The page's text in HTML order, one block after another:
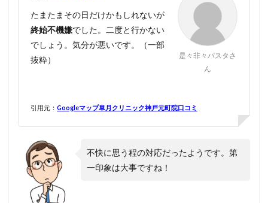
是々非々パスタさ
ん
たまたまその日だけかもしれないが
終始不機嫌でした。二度と行かない
でしょう。気分が悪いです。（一部
抜粋）
引用元： Googleマップ皐月クリニック神戸元町院口コミ
不快に思う程の対応だったようです。第
一印象は大事ですね！